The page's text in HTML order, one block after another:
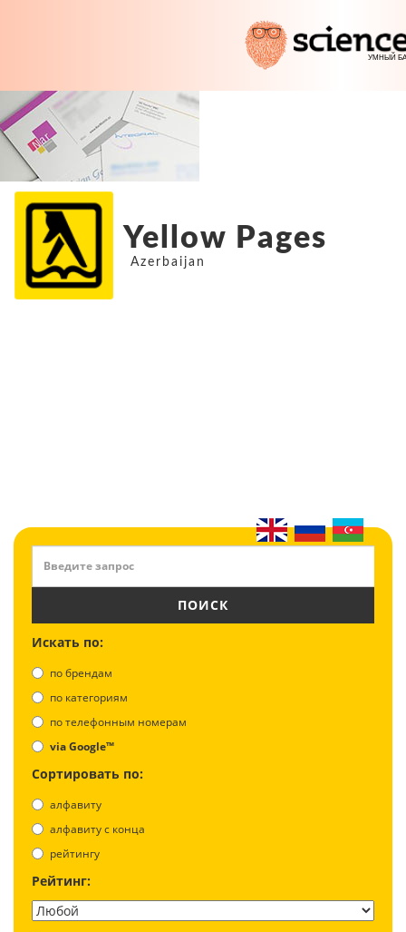
Yellow Pages
Azerbaijan
ПОИСК
Искать по:
по брендам
по категориям
по телефонным номерам
via Google™
Сортировать по:
алфавиту
aлфавиту с конца
рейтингу
Рейтинг: